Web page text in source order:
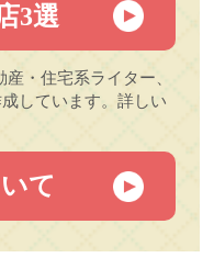
3選
・住宅系ライター、
しています。詳しい
て